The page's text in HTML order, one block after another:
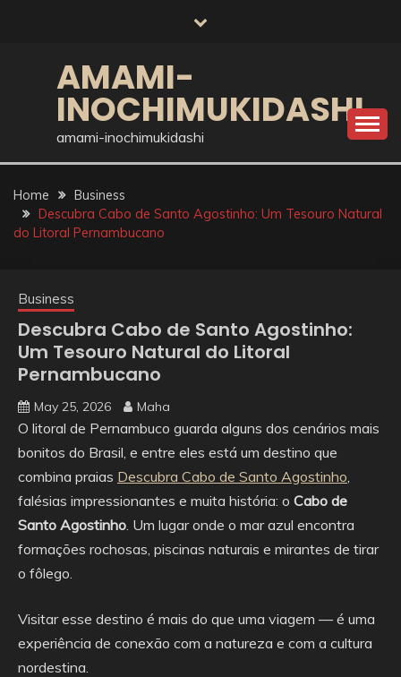
AMAMI-
INOCHIMUKIDASHI
amami-inochimukidashi
Home
Business
Descubra Cabo de Santo Agostinho: Um Tesouro Natural
do Litoral Pernambucano
Business
Descubra Cabo de Santo Agostinho:
Um Tesouro Natural do Litoral
Pernambucano
May 25, 2026 Maha
O litoral de Pernambuco guarda alguns dos cenários mais
bonitos do Brasil, e entre eles está um destino que
combina praias Descubra Cabo de Santo Agostinho,
falésias impressionantes e muita história: o Cabo de
Santo Agostinho. Um lugar onde o mar azul encontra
formações rochosas, piscinas naturais e mirantes de tirar
o fôlego.
Visitar esse destino é mais do que uma viagem — é uma
experiência de conexão com a natureza e com a cultura
nordestina.